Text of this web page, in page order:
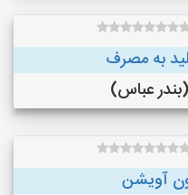
به مصرف
آویشن